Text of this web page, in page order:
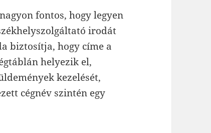
fontos, hogy legyen
irodát
biztosítja, hogy címe a
helyezik el,
kezelését,
cégnév szintén egy